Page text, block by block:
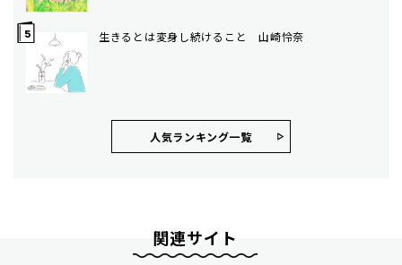
生きるとは変身し続けること 山崎怜奈
人気ランキング⼀覧
関連サイト